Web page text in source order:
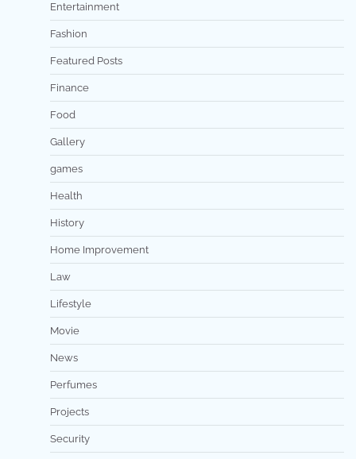
Entertainment
Fashion
Featured Posts
Finance
Food
Gallery
games
Health
History
Home Improvement
Law
Lifestyle
Movie
News
Perfumes
Projects
Security